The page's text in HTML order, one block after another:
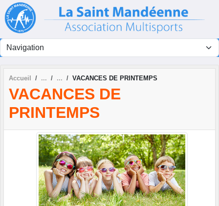
Accueil VACANCES DE PRINTEMPS
VACANCES DE
PRINTEMPS
Panneau de gestion des cookies